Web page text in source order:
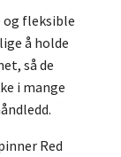
og fleksible
å holde
så de
i mange
Red